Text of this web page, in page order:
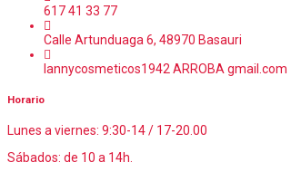
617 41 33 77
Calle Artunduaga 6, 48970 Basauri
lannycosmeticos1942 ARROBA gmail.com
Horario
Lunes a viernes: 9:30-14 / 17-20.00
Sábados: de 10 a 14h.